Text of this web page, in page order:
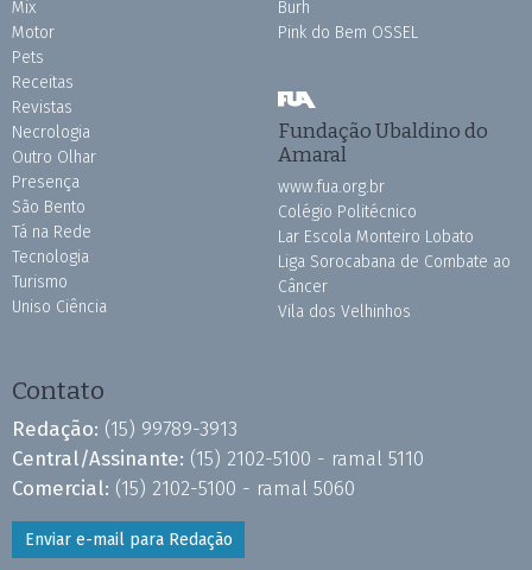
Mix
Motor
Pets
Receitas
Revistas
Necrologia
Outro Olhar
Presença
São Bento
Tá na Rede
Tecnologia
Turismo
Uniso Ciência
Burh
Pink do Bem OSSEL
Fundação Ubaldino do
Amaral
www.fua.org.br
Colégio Politécnico
Lar Escola Monteiro Lobato
Liga Sorocabana de Combate ao
Câncer
Vila dos Velhinhos
Contato
Redação: (15) 99789-3913
Central/Assinante: (15) 2102-5100 - ramal 5110
Comercial: (15) 2102-5100 - ramal 5060
Enviar e-mail para Redação